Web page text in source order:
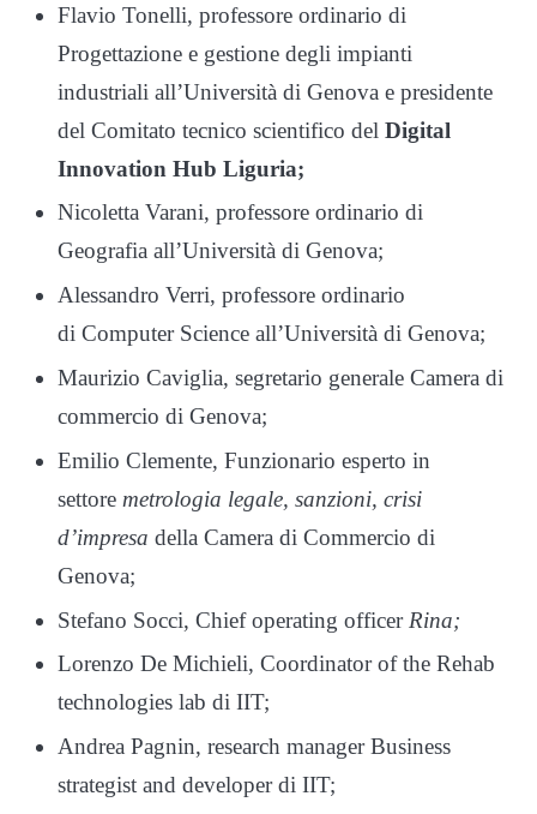
Flavio Tonelli, professore ordinario di
Progettazione e gestione degli impianti
industriali all’Università di Genova e presidente
del Comitato tecnico scientifico del Digital
Innovation Hub Liguria;
Nicoletta Varani, professore ordinario di
Geografia all’Università di Genova;
Alessandro Verri, professore ordinario
di Computer Science all’Università di Genova;
Maurizio Caviglia, segretario generale Camera di
commercio di Genova;
Emilio Clemente, Funzionario esperto in
settore metrologia legale, sanzioni, crisi
d’impresa della Camera di Commercio di
Genova;
Stefano Socci, Chief operating officer Rina;
Lorenzo De Michieli, Coordinator of the Rehab
technologies lab di IIT;
Andrea Pagnin, research manager Business
strategist and developer di IIT;